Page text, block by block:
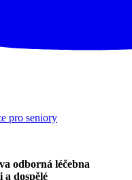
pro seniory
odborná léčebna
a dospělé